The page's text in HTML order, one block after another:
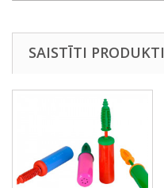
SAISTĪTI PRODUKTI